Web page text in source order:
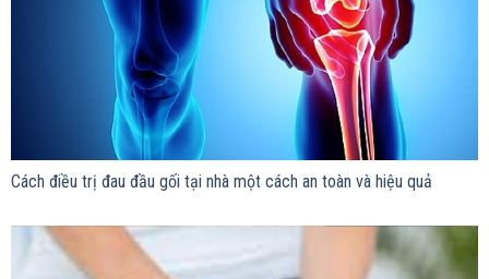
Cách điều trị đau đầu gối tại nhà một cách an toàn và hiệu quả